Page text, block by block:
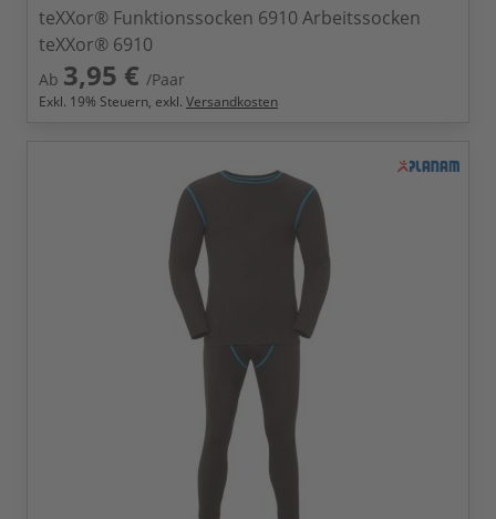
teXXor® Funktionssocken 6910 Arbeitssocken
teXXor® 6910
Ab 3,95 € /Paar
Exkl. 19% Steuern, exkl. Versandkosten